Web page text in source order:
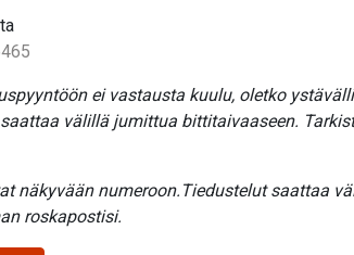
ei vastausta kuulu, oletko
välillä jumittua bittitaivaaseen.
näkyvään numeroon.Tiedustelut saattaa
roskapostisi.